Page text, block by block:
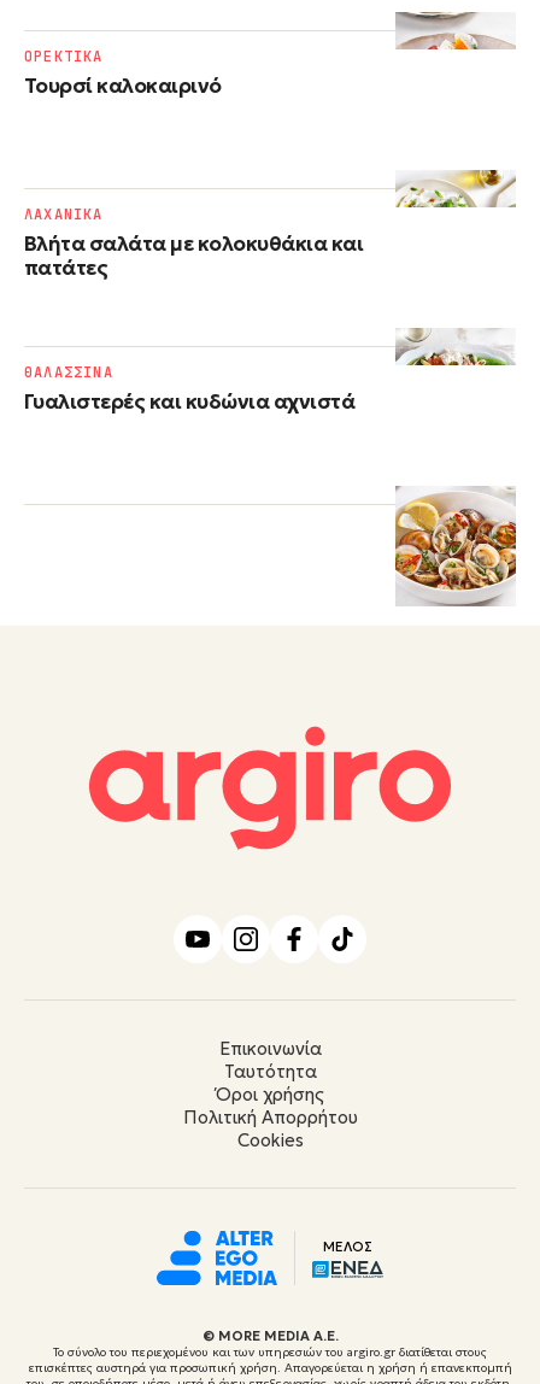
Τουρσί καλοκαιρινό
ΟΡΕΚΤΙΚΑ
Βλήτα σαλάτα με κολοκυθάκια και
πατάτες
ΛΑΧΑΝΙΚΑ
Γυαλιστερές και κυδώνια αχνιστά
ΘΑΛΑΣΣΙΝΑ
Επικοινωνία
Ταυτότητα
Όροι χρήσης
Πολιτική Απορρήτου
Cookies
ΜΕΛΟΣ
© ΜORE MEDIA Α.Ε.
Το σύνολο του περιεχομένου και των υπηρεσιών του argiro.gr διατίθεται στους
επισκέπτες αυστηρά για προσωπική χρήση. Απαγορεύεται η χρήση ή επανεκπομπή